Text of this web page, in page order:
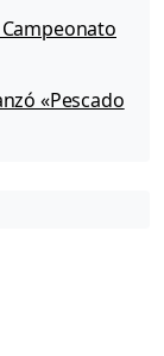
«Pescado